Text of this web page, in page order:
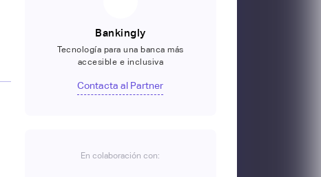
Bankingly
Tecnología para una banca más
accesible e inclusiva
Contacta al Partner
En colaboración con: